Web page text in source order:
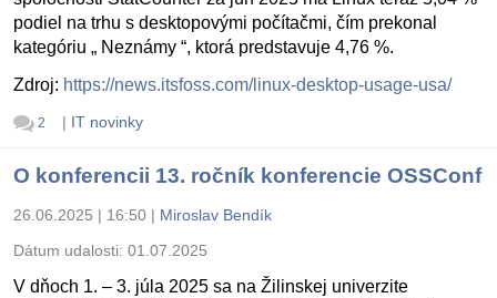
podiel na trhu s desktopovými počítačmi, čím prekonal
kategóriu „ Neznámy “, ktorá predstavuje 4,76 %.
Zdroj: https://news.itsfoss.com/linux-desktop-usage-usa/
2 | IT novinky
O konferencii 13. ročník konferencie OSSConf
26.06.2025 | 16:50 | Miroslav Bendík
Dátum udalosti: 01.07.2025
V dňoch 1. – 3. júla 2025 sa na Žilinskej univerzite